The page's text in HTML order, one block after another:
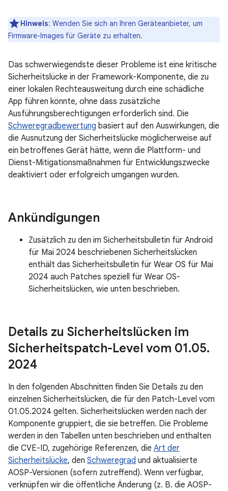
Hinweis: Wenden Sie sich an Ihren Geräteanbieter, um
Firmware-Images für Geräte zu erhalten.
Das schwerwiegendste dieser Probleme ist eine kritische
Sicherheitslücke in der Framework-Komponente, die zu
einer lokalen Rechteausweitung durch eine schädliche
App führen könnte, ohne dass zusätzliche
Ausführungsberechtigungen erforderlich sind. Die
Schweregradbewertung basiert auf den Auswirkungen, die
die Ausnutzung der Sicherheitslücke möglicherweise auf
ein betroffenes Gerät hätte, wenn die Plattform- und
Dienst-Mitigationsmaßnahmen für Entwicklungszwecke
deaktiviert oder erfolgreich umgangen wurden.
Ankündigungen
Zusätzlich zu den im Sicherheitsbulletin für Android
für Mai 2024 beschriebenen Sicherheitslücken
enthält das Sicherheitsbulletin für Wear OS für Mai
2024 auch Patches speziell für Wear OS-
Sicherheitslücken, wie unten beschrieben.
Details zu Sicherheitslücken im
Sicherheitspatch-Level vom 01.05.
2024
In den folgenden Abschnitten finden Sie Details zu den
einzelnen Sicherheitslücken, die für den Patch-Level vom
01.05.2024 gelten. Sicherheitslücken werden nach der
Komponente gruppiert, die sie betreffen. Die Probleme
werden in den Tabellen unten beschrieben und enthalten
die CVE-ID, zugehörige Referenzen, die Art der
Sicherheitslücke, den Schweregrad und aktualisierte
AOSP-Versionen (sofern zutreffend). Wenn verfügbar,
verknüpfen wir die öffentliche Änderung (z. B. die AOSP-